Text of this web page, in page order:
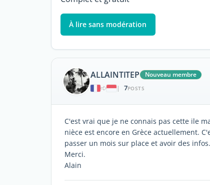
À lire sans modération
ALLAINTITEP
Nouveau membre
|
7POSTS
C'est vrai que je ne connais pas cette ile
nièce est encore en Grèce actuellement.
passer un mois sur place et avoir des infos.
Merci.
Alain